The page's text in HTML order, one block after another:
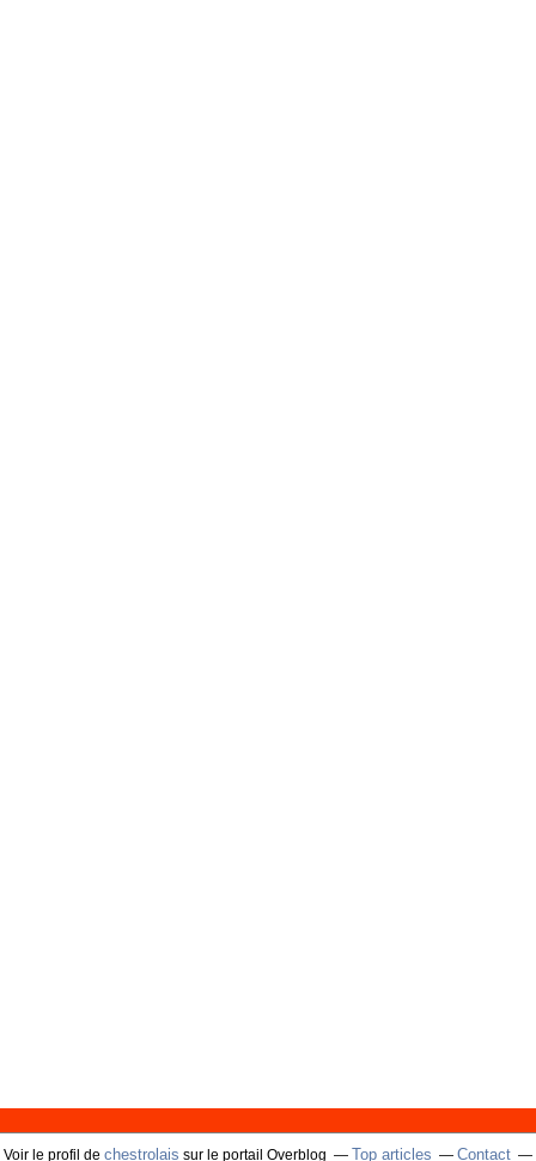
Voir le profil de chestrolais sur le portail Overblog Top articles Contact